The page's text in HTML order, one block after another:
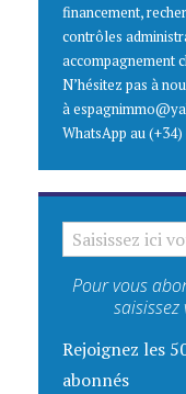
financement,
contrôles
accompagnement
N’hésitez pas à
à
WhatsApp au (+34)
SAISISSEZ ICI VOTRE ADRESSE E-MAIL
Pour vous
Rejoignez les
abonnés